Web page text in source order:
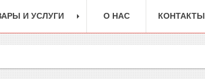
И УСЛУГИ О НАС КОНТАКТЫ